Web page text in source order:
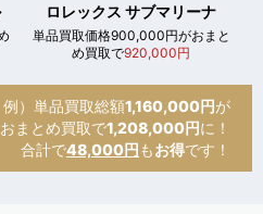
ロレックス サブマリーナ
単品買取価格900,000円がおまと
め買取で920,000円
例）単品買取総額1,160,000円が
おまとめ買取で1,208,000円に！
合計で48,000円 もお得です！